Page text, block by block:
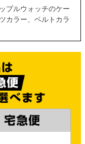
プルウォッチのケー
カラー、ベルトカラ